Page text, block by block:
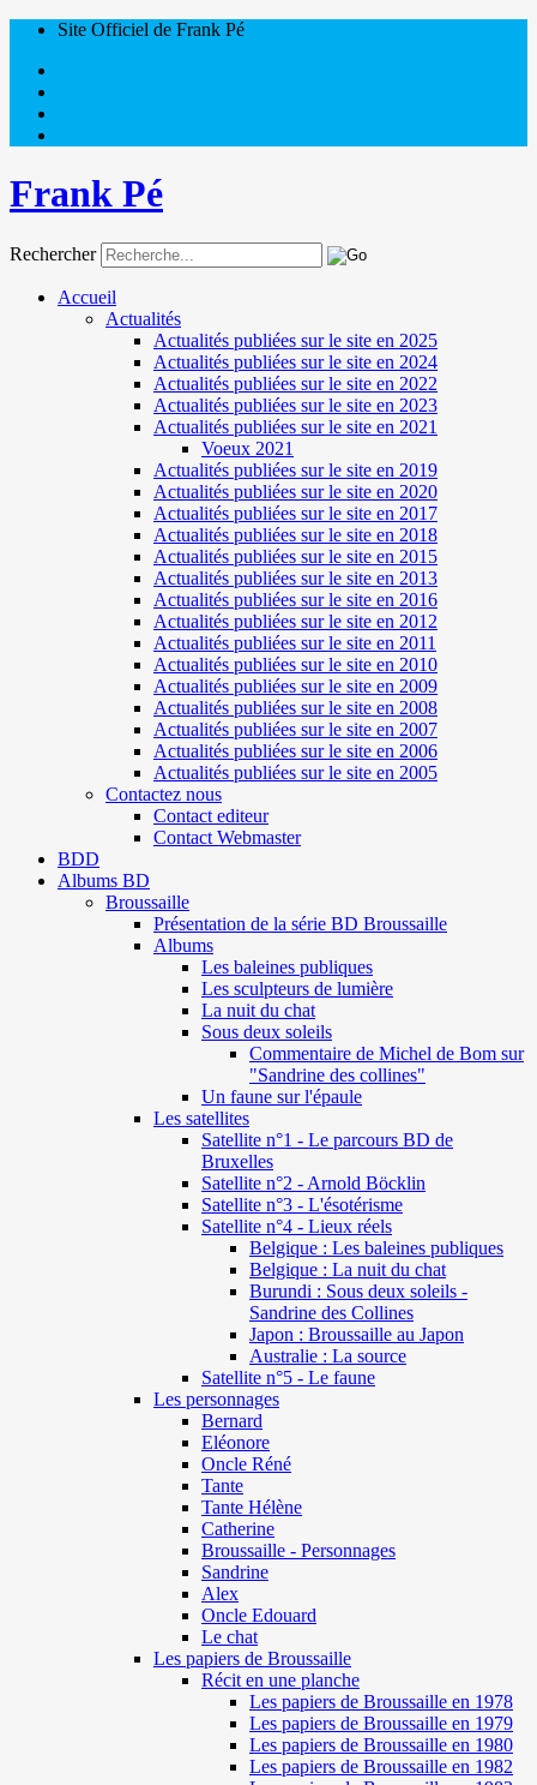
Site Officiel de Frank Pé
Frank Pé
Rechercher
Accueil
Actualités
Actualités publiées sur le site en 2025
Actualités publiées sur le site en 2024
Actualités publiées sur le site en 2022
Actualités publiées sur le site en 2023
Actualités publiées sur le site en 2021
Voeux 2021
Actualités publiées sur le site en 2019
Actualités publiées sur le site en 2020
Actualités publiées sur le site en 2017
Actualités publiées sur le site en 2018
Actualités publiées sur le site en 2015
Actualités publiées sur le site en 2013
Actualités publiées sur le site en 2016
Actualités publiées sur le site en 2012
Actualités publiées sur le site en 2011
Actualités publiées sur le site en 2010
Actualités publiées sur le site en 2009
Actualités publiées sur le site en 2008
Actualités publiées sur le site en 2007
Actualités publiées sur le site en 2006
Actualités publiées sur le site en 2005
Contactez nous
Contact editeur
Contact Webmaster
BDD
Albums BD
Broussaille
Présentation de la série BD Broussaille
Albums
Les baleines publiques
Les sculpteurs de lumière
La nuit du chat
Sous deux soleils
Commentaire de Michel de Bom sur
"Sandrine des collines"
Un faune sur l'épaule
Les satellites
Satellite n°1 - Le parcours BD de
Bruxelles
Satellite n°2 - Arnold Böcklin
Satellite n°3 - L'ésotérisme
Satellite n°4 - Lieux réels
Belgique : Les baleines publiques
Belgique : La nuit du chat
Burundi : Sous deux soleils -
Sandrine des Collines
Japon : Broussaille au Japon
Australie : La source
Satellite n°5 - Le faune
Les personnages
Bernard
Eléonore
Oncle Réné
Tante
Tante Hélène
Catherine
Broussaille - Personnages
Sandrine
Alex
Oncle Edouard
Le chat
Les papiers de Broussaille
Récit en une planche
Les papiers de Broussaille en 1978
Les papiers de Broussaille en 1979
Les papiers de Broussaille en 1980
Les papiers de Broussaille en 1982